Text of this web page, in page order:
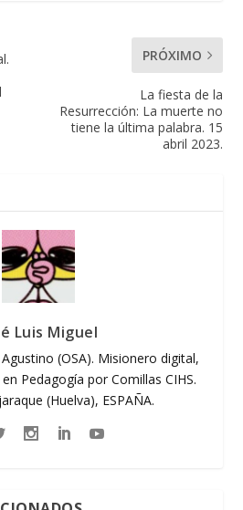
PRÓXIMO
La fiesta de la
Resurrección: La muerte no
tiene la última palabra. 15
abril 2023.
Luis Miguel
(OSA). Misionero digital,
Pedagogía por Comillas CIHS.
(Huelva), ESPAÑA.